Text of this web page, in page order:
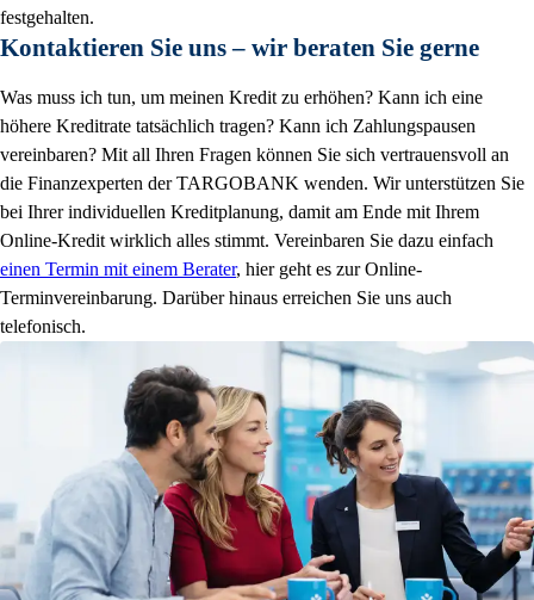
festgehalten.
Kontaktieren Sie uns – wir beraten Sie gerne
Was muss ich tun, um meinen Kredit zu erhöhen? Kann ich eine
höhere Kreditrate tatsächlich tragen? Kann ich Zahlungspausen
vereinbaren? Mit all Ihren Fragen können Sie sich vertrauensvoll an
die Finanzexperten der TARGOBANK wenden. Wir unterstützen Sie
bei Ihrer individuellen Kreditplanung, damit am Ende mit Ihrem
Online-Kredit wirklich alles stimmt. Vereinbaren Sie dazu einfach
einen Termin mit einem Berater, hier geht es zur Online-
Terminvereinbarung. Darüber hinaus erreichen Sie uns auch
telefonisch.